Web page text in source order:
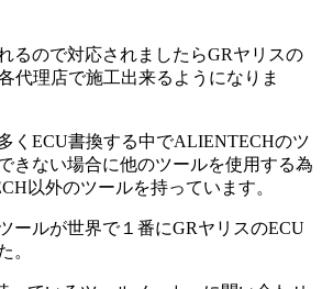
るので対応されましたらGRヤリスの
代理店で施工出来るようになりま
くECU書換する中でALIENTECHのツ
きない場合に他のツールを使用する為
以外のツールを持っています。
ールが世界で１番にGRヤリスのECU
。